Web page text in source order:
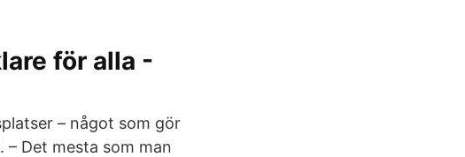
för alla -
– något som gör
Det mesta som man